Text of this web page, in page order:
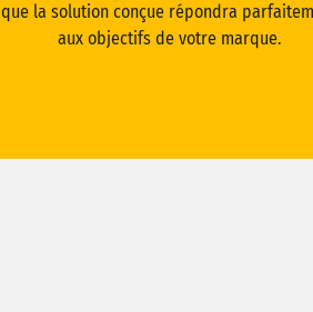
que la solution conçue répondra
aux objectifs de votre marque.